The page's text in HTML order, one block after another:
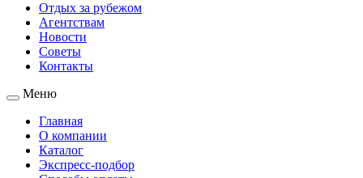
Отдых за рубежом
Агентствам
Новости
Советы
Контакты
Меню
Главная
О компании
Каталог
Экспресс-подбор